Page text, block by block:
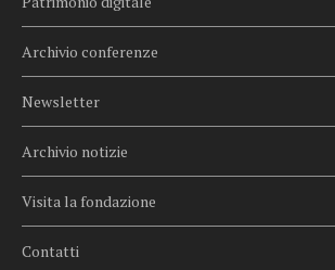
Archivio conferenze
Newsletter
Archivio notizie
Visita la fondazione
Contatti